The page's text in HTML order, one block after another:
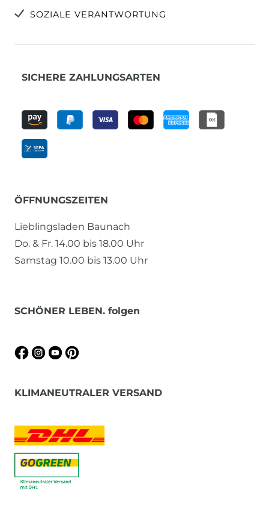
SOZIALE VERANTWORTUNG
SICHERE ZAHLUNGSARTEN
ÖFFNUNGSZEITEN
Lieblingsladen Baunach
Do. & Fr. 14.00 bis 18.00 Uhr
Samstag 10.00 bis 13.00 Uhr
SCHÖNER LEBEN. folgen
KLIMANEUTRALER VERSAND